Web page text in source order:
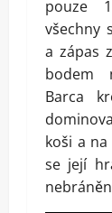
pouze
všechny
a zápas
bodem
Barca
koši a
se její